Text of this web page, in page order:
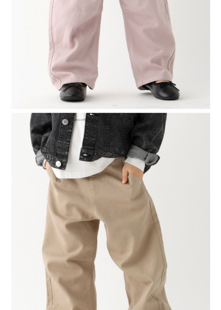
１．透過由恩沛科技股份有限公司提供之「AFTEE先享後付」服務完成之交
易，需依本服務之必要範圍內提供個人資料，並將交易相關給付款項請求債
權轉讓予恩沛科技股份有限公司。
２．關於個人資料處理事宜，請瀏覽以下網址：
https://aftee.tw/terms/#terms3
３．未成年的使用者請事先徵得法定代理人或監護人之同意方可使用
「AFTEE先享後付」，若未經同意申辦者引起之損失，本公司不負相關責
４．使用「AFTEE先享後付」時，將依據個別帳號之用戶狀況，依本公司即
時審查核予不同之上限額度；若仍有額度不足之情形，本公司將視審查結果
請求用戶進行身份認證。
５．嚴禁一人註冊多個帳號或使用他人資訊註冊。若發現惡意使用之情形，
恩沛科技股份有限公司將有權停止該用戶之使用額度並採取法律行動。